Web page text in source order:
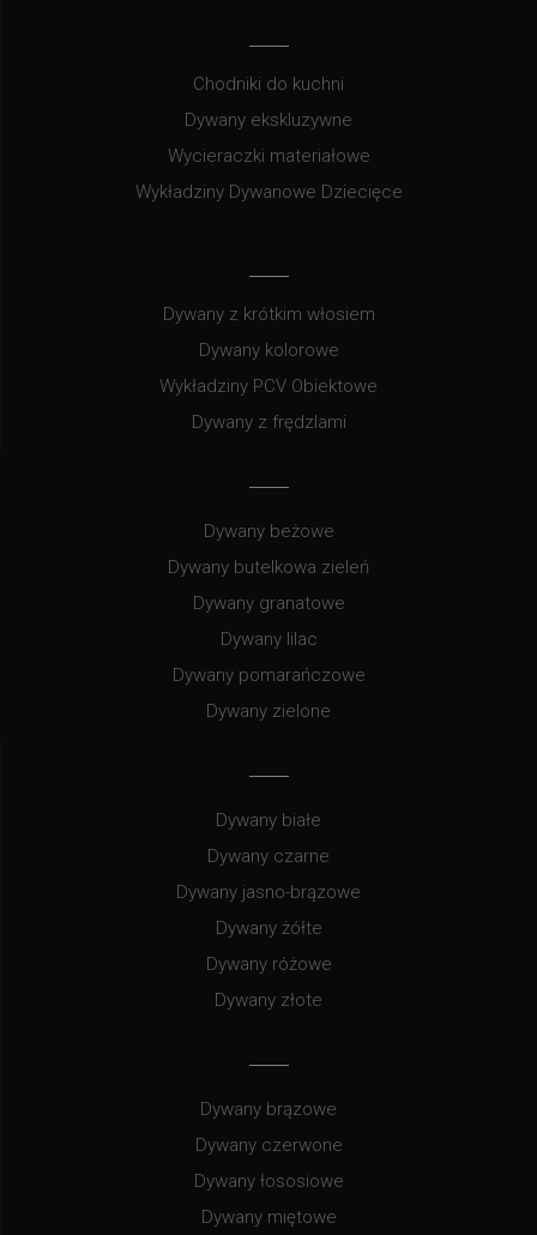
Chodniki do kuchni
Dywany ekskluzywne
Wycieraczki materiałowe
Wykładziny Dywanowe Dziecięce
Dywany z krótkim włosiem
Dywany kolorowe
Wykładziny PCV Obiektowe
Dywany z frędzlami
Dywany beżowe
Dywany butelkowa zieleń
Dywany granatowe
Dywany lilac
Dywany pomarańczowe
Dywany zielone
Dywany białe
Dywany czarne
Dywany jasno-brązowe
Dywany żółte
Dywany różowe
Dywany złote
Dywany brązowe
Dywany czerwone
Dywany łososiowe
Dywany miętowe